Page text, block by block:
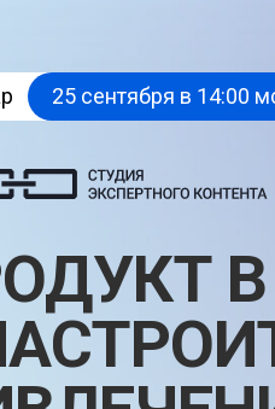
25 сентября в 14:00